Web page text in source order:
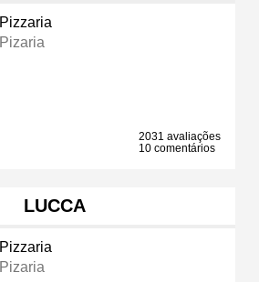
Pizzaria
Pizaria
2031 avaliações
10 comentários
LUCCA
Pizzaria
Pizaria